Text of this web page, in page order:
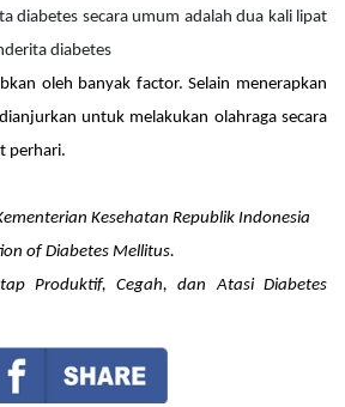
diabetes secara umum adalah dua kali lipat
diabetes
oleh banyak factor. Selain menerapkan
untuk melakukan olahraga secara
perhari.
Kesehatan Republik Indonesia
of Diabetes Mellitus.
Produktif, Cegah, dan Atasi Diabetes